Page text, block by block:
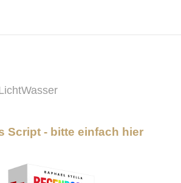
Script - bitte einfach hier